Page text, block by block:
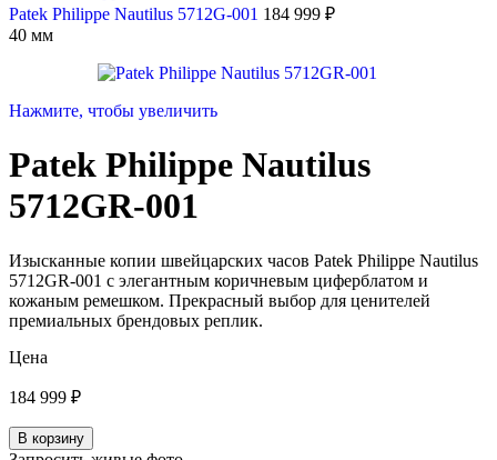
Patek Philippe Nautilus 5712G-001 184 999 ₽
40 мм
Нажмите, чтобы увеличить
Patek Philippe Nautilus
5712GR-001
Изысканные копии швейцарских часов Patek Philippe Nautilus
5712GR-001 с элегантным коричневым циферблатом и
кожаным ремешком. Прекрасный выбор для ценителей
премиальных брендовых реплик.
Цена
184 999 ₽
В корзину